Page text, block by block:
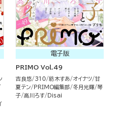
電子版
PRIMO Vol.49
吉良悠 310 紡木すあ オイナツ 甘
夏テン
PRIMO編集部 冬月光輝 琴
子 高川ろす Disai